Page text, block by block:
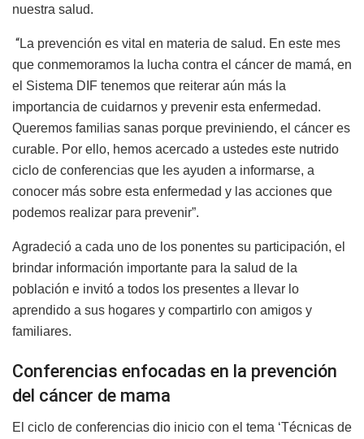
nuestra salud.
“La prevención es vital en materia de salud. En este mes
que conmemoramos la lucha contra el cáncer de mamá, en
el Sistema DIF tenemos que reiterar aún más la
importancia de cuidarnos y prevenir esta enfermedad.
Queremos familias sanas porque previniendo, el cáncer es
curable. Por ello, hemos acercado a ustedes este nutrido
ciclo de conferencias que les ayuden a informarse, a
conocer más sobre esta enfermedad y las acciones que
podemos realizar para prevenir”.
Agradeció a cada uno de los ponentes su participación, el
brindar información importante para la salud de la
población e invitó a todos los presentes a llevar lo
aprendido a sus hogares y compartirlo con amigos y
familiares.
Conferencias enfocadas en la prevención
del cáncer de mama
El ciclo de conferencias dio inicio con el tema ‘Técnicas de